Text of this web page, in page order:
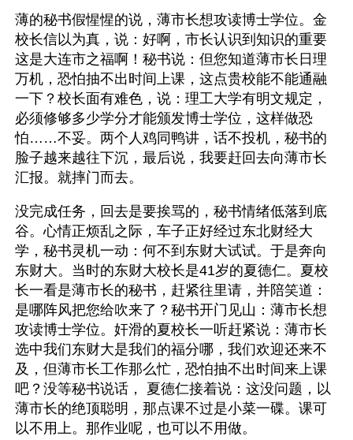
薄的秘书假惺惺的说，薄市长想攻读博士学位。金
校长信以为真，说：好啊，市长认识到知识的重要
这是大连市之福啊！秘书说：但您知道薄市长日理
万机，恐怕抽不出时间上课，这点贵校能不能通融
一下？校长面有难色，说：理工大学有明文规定，
必须修够多少学分才能颁发博士学位，这样做恐
怕……不妥。两个人鸡同鸭讲，话不投机，秘书的
脸子越来越往下沉，最后说，我要赶回去向薄市长
汇报。就摔门而去。
没完成任务，回去是要挨骂的，秘书情绪低落到底
谷。心情正烦乱之际，车子正好经过东北财经大
学，秘书灵机一动：何不到东财大试试。于是奔向
东财大。当时的东财大校长是41岁的夏德仁。夏校
长一看是薄市长的秘书，赶紧往里请，并陪笑道：
是哪阵风把您给吹来了？秘书开门见山：薄市长想
攻读博士学位。奸滑的夏校长一听赶紧说：薄市长
选中我们东财大是我们的福分哪，我们欢迎还来不
及，但薄市长工作那么忙，恐怕抽不出时间来上课
吧？没等秘书说话， 夏德仁接着说：这没问题，以
薄市长的绝顶聪明，那点课不过是小菜一碟。课可
以不用上。那作业呢，也可以不用做。